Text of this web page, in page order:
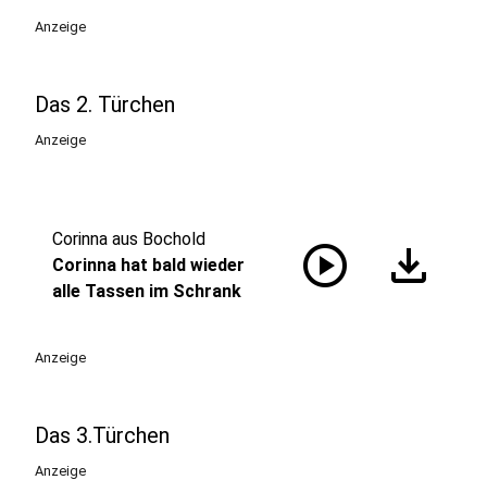
Anzeige
Das 2. Türchen
Anzeige
Corinna aus Bochold
Corinna hat bald wieder
alle Tassen im Schrank
play_circle download
Anzeige
Das 3.Türchen
Anzeige